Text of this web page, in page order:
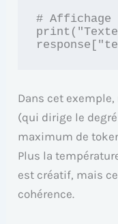
# Affichage
Dans cet
(qui dirige le
maximum de
Plus la
est créatif, mais
cohérence.